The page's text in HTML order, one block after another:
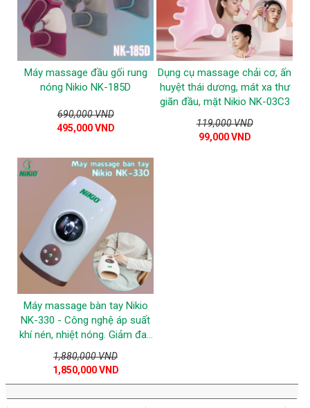
Máy massage đầu gối rung
nóng Nikio NK-185D
690,000 VND
495,000 VND
Dụng cụ massage chải cơ, ấn
huyệt thái dương, mát xa thư
giãn đầu, mặt Nikio NK-03C3
119,000 VND
99,000 VND
Máy massage bàn tay Nikio
NK-330 - Công nghệ áp suất
khí nén, nhiệt nóng. Giảm đau
nhức mỏi, tê tay
1,880,000 VND
1,850,000 VND